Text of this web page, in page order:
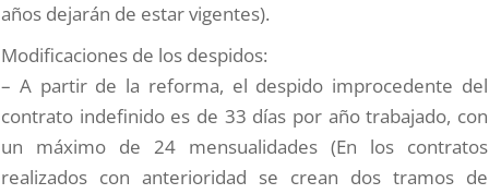
años dejarán de estar vigentes).
Modificaciones de los despidos:
– A partir de la reforma, el despido improcedente del
contrato indefinido es de 33 días por año trabajado, con
un máximo de 24 mensualidades (En los contratos
realizados con anterioridad se crean dos tramos de